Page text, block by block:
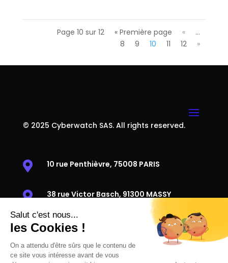
Page 10 sur 12 « Première page «
…
8
9 10 11 12 »
© 2025 Cyberwatch SAS. All rights reserved.
 10 rue Penthièvre, 75008 PARIS
 38 rue Victor Basch, 91300 MASSY